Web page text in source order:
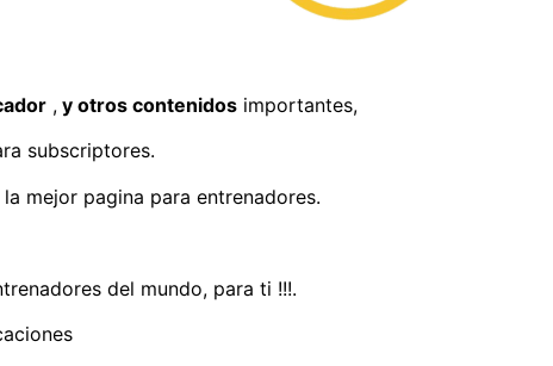
, y otros contenidos importantes,
subscriptores.
la mejor pagina para entrenadores.
del mundo, para ti !!!.